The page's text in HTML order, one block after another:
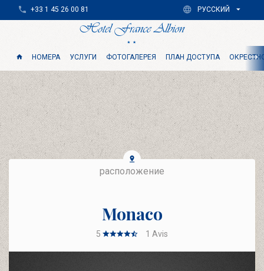
НОМЕРА УСЛУГИ ФОТОГАЛЕРЕЯ ПЛАН ДОСТУПА
+33 1 45 26 00 81 РУССКИЙ
расположение
Monaco
5 1 Avis